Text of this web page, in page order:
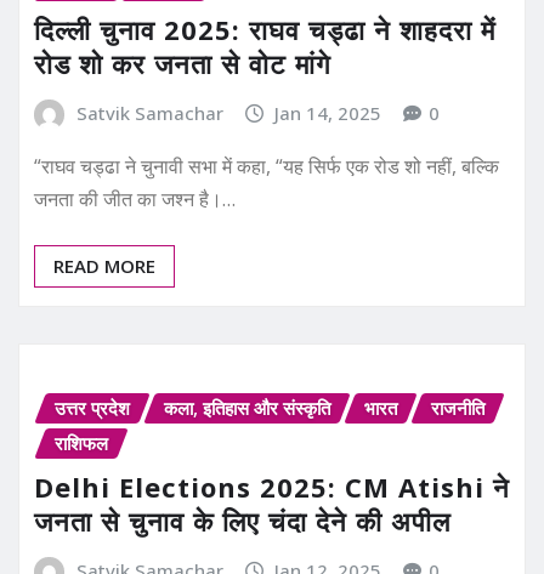
दिल्ली चुनाव 2025: राघव चड्ढा ने शाहदरा में
रोड शो कर जनता से वोट मांगे
Satvik Samachar Jan 14, 2025 0
“राघव चड्ढा ने चुनावी सभा में कहा, “यह सिर्फ एक रोड शो नहीं, बल्कि
जनता की जीत का जश्न है।…
READ MORE
उत्तर प्रदेश कला, इतिहास और संस्कृति भारत
राजनीति
राशिफल
Delhi Elections 2025: CM Atishi ने
जनता से चुनाव के लिए चंदा देने की अपील